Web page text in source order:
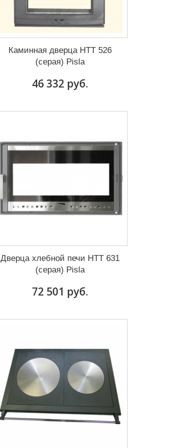
Каминная дверца HTT 526
(серая) Pisla
46 332 руб.
Дверца хлебной печи HTT 631
(серая) Pisla
72 501 руб.